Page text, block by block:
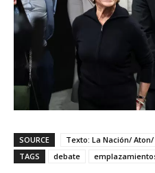
SOURCE
Texto: La Nación/ Aton/
TAGS
debate